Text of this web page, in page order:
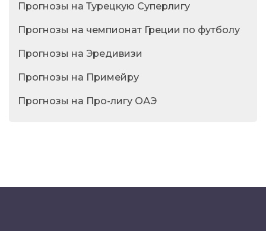
Прогнозы на Турецкую Суперлигу
Прогнозы на чемпионат Греции по футболу
Прогнозы на Эредивизи
Прогнозы на Примейру
Прогнозы на Про-лигу ОАЭ